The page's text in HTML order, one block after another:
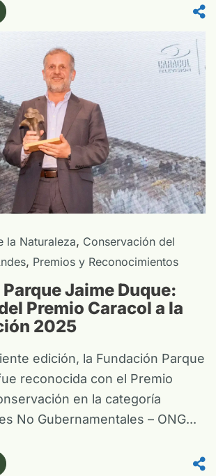
la Naturaleza, Conservación del
, Premios y Reconocimientos
Jaime Duque:
Premio Caracol a la
2025
edición, la Fundación Parque
reconocida con el Premio
en la categoría
No Gubernamentales – ONG...